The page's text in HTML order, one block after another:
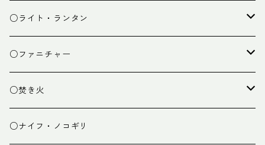
カトラリー
クッキング小物
タープ
ペグ・ハンマー・小物
○ライト・ランタン
ライト
ランタン
○ファニチャー
テーブル
チェア
○焚き火
焚き火台
○ナイフ・ノコギリ